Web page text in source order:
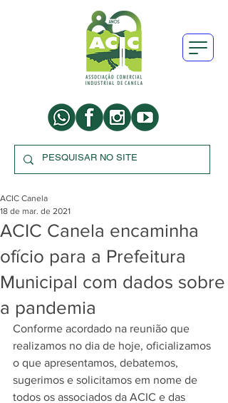
ACIC Canela encaminha
ofício para a Prefeitura
Municipal com dados sobre
a pandemia
ACIC Canela
18 de mar. de 2021
Conforme acordado na reunião que
realizamos no dia de hoje, oficializamos
o que apresentamos, debatemos,
sugerimos e solicitamos em nome de
todos os associados da ACIC e das